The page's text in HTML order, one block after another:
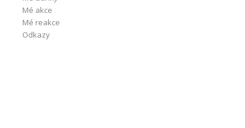
Mé akce
Mé reakce
Odkazy